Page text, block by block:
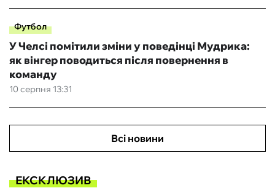
Футбол
10 серпня 13:31
У Челсі помітили зміни у поведінці Мудрика:
як вінгер поводиться після повернення в
команду
Всі новини
ЕКСКЛЮЗИВ